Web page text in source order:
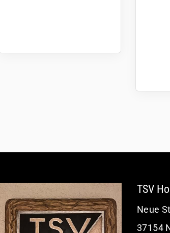
TSV
Neue
37154